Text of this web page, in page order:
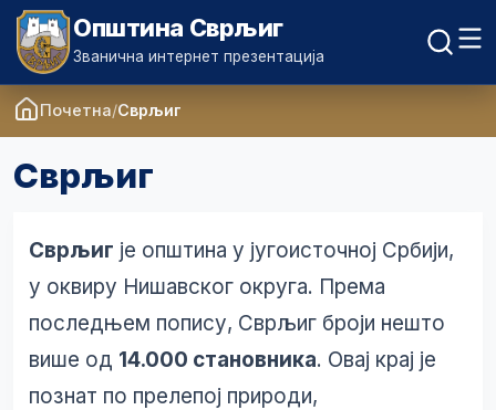
Општина Сврљиг
Званична интернет презентација
Почетна Сврљиг
Сврљиг
Сврљиг је општина у југоисточној Србији,
у оквиру Нишавског округа. Према
последњем попису, Сврљиг броји нешто
више од 14.000 становника. Овај крај је
познат по прелепој природи,